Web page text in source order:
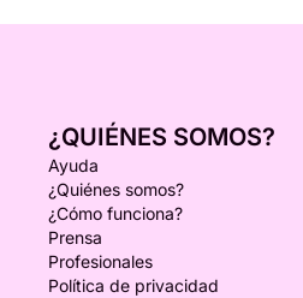
¿QUIÉNES SOMOS?
Ayuda
¿Quiénes somos?
¿Cómo funciona?
Prensa
Profesionales
Política de privacidad